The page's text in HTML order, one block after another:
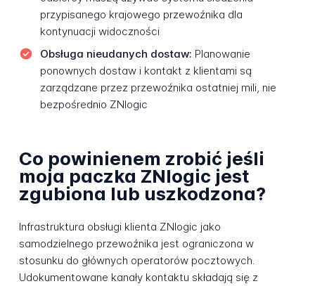
przypisanego krajowego przewoźnika dla
kontynuacji widoczności
Obsługa nieudanych dostaw: Planowanie
ponownych dostaw i kontakt z klientami są
zarządzane przez przewoźnika ostatniej mili, nie
bezpośrednio ZNlogic
Co powinienem zrobić jeśli
moja paczka ZNlogic jest
zgubiona lub uszkodzona?
Infrastruktura obsługi klienta ZNlogic jako
samodzielnego przewoźnika jest ograniczona w
stosunku do głównych operatorów pocztowych.
Udokumentowane kanały kontaktu składają się z